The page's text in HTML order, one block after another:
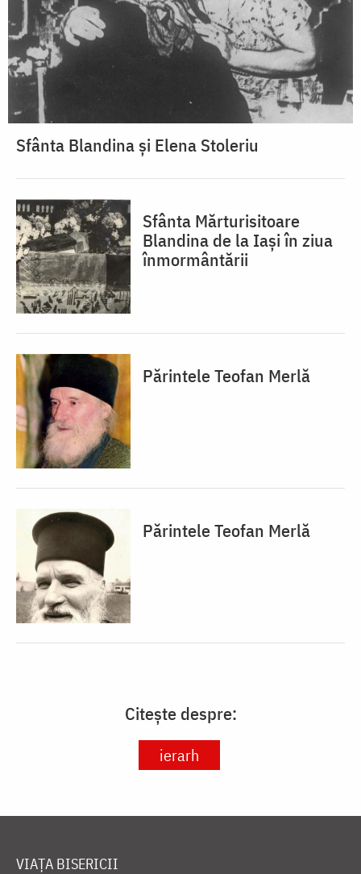
Sfânta Blandina și Elena Stoleriu
Sfânta Mărturisitoare
Blandina de la Iași în ziua
înmormântării
Părintele Teofan Merlă
Părintele Teofan Merlă
Citește despre:
ierarh
VIAȚA BISERICII